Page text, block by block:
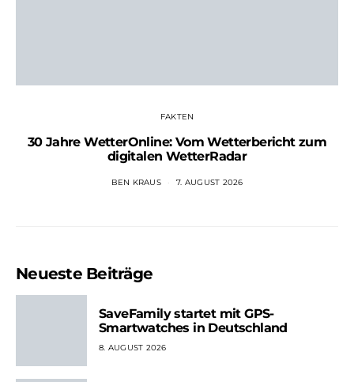
FAKTEN
30 Jahre WetterOnline: Vom Wetterbericht zum
digitalen WetterRadar
BEN KRAUS 7. AUGUST 2026
Neueste Beiträge
SaveFamily startet mit GPS-
Smartwatches in Deutschland
8. AUGUST 2026